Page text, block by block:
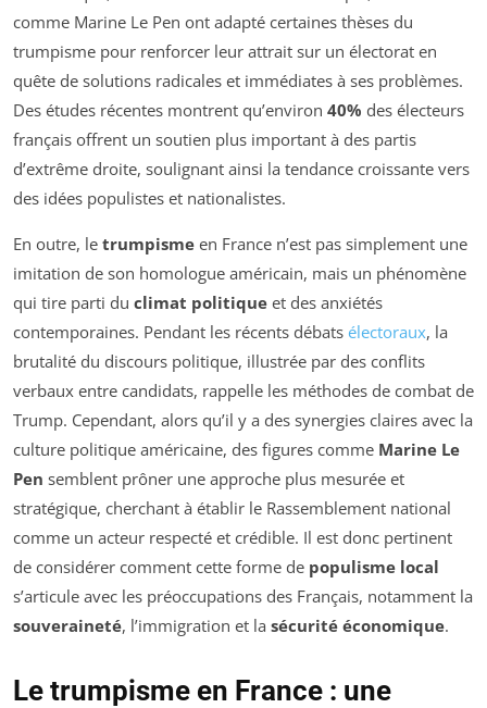
comme Marine Le Pen ont adapté certaines thèses du
trumpisme pour renforcer leur attrait sur un électorat en
quête de solutions radicales et immédiates à ses problèmes.
Des études récentes montrent qu’environ 40% des électeurs
français offrent un soutien plus important à des partis
d’extrême droite, soulignant ainsi la tendance croissante vers
des idées populistes et nationalistes.
En outre, le trumpisme en France n’est pas simplement une
imitation de son homologue américain, mais un phénomène
qui tire parti du climat politique et des anxiétés
contemporaines. Pendant les récents débats électoraux, la
brutalité du discours politique, illustrée par des conflits
verbaux entre candidats, rappelle les méthodes de combat de
Trump. Cependant, alors qu’il y a des synergies claires avec la
culture politique américaine, des figures comme Marine Le
Pen semblent prôner une approche plus mesurée et
stratégique, cherchant à établir le Rassemblement national
comme un acteur respecté et crédible. Il est donc pertinent
de considérer comment cette forme de populisme local
s’articule avec les préoccupations des Français, notamment la
souveraineté, l’immigration et la sécurité économique.
Le trumpisme en France : une